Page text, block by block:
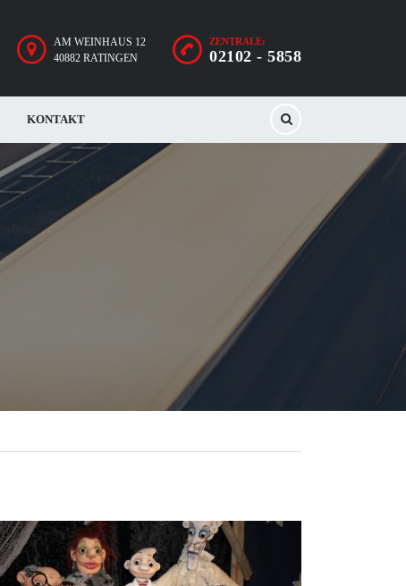
ZENTRALE:
02102 - 5858
AM WEINHAUS 12
40882 RATINGEN
KONTAKT